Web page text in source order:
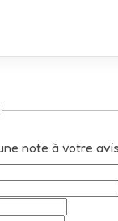
note à votre